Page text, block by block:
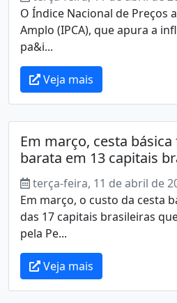
O Índice Nacional de Preços
Amplo (IPCA), que apura a
pa&i...
Veja mais
Em março, cesta
barata em 13 capitais
terça-feira, 11 de abril de
Em março, o custo da cesta
das 17 capitais brasileiras
pela Pe...
Veja mais